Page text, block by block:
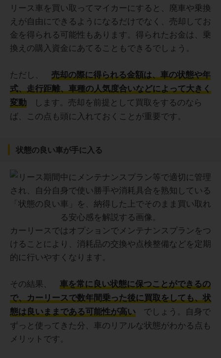
リース車を買い取ってマイカーにすると、廃車や乗換
えが自由にできるようになるだけでなく、売却してお
金を得られる可能性もあります。得られたお金は、乗
換えの購入資金にあてることもできるでしょう。
ただし、
売却の際に得られる金額は、車の状態や年
式、走行距離、車種の人気度合いなどによって大きく
変動
します。売却を前提として買取をするのなら
ば、この点も頭に入れておくことが重要です。
状態の良い車が手に入る
カーリースではオプションでメンテナンスプランをつ
けることにより、消耗品の交換や点検整備などを定期
的に行いやすくなります。
その結果、
車を常に良い状態に保つことができるの
で、カーリースで数年間乗った後に買取をしても、状
態は良いままである可能性が高い
でしょう。自身で
ずっと使ってきた分、車のリアルな状態がわかる点も
メリットです。